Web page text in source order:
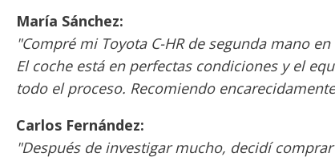
María Sánchez:
"Compré mi Toyota C-HR de segunda mano
El coche está en perfectas condiciones y el
todo el proceso. Recomiendo
Carlos Fernández:
"Después de investigar mucho, decidí